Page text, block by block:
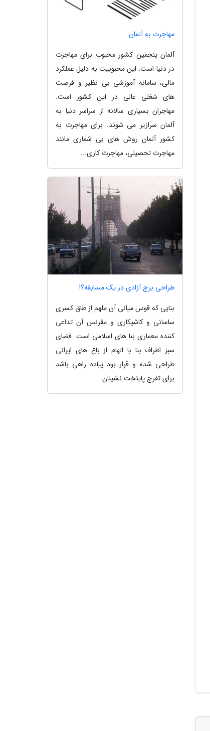
مهاجرت به آلمان
آلمان پنجمین کشور محبوب برای مهاجرت
در دنیا است. این محبوبیت به دلیل عملکرد
مالی، سامانه آموزشی بی نظیر و فرصت
های شغلی عالی در این کشور است.
مهاجران بسیاری سالانه از سراسر دنیا به
آلمان سرازیر می شوند. برای مهاجرت به
کشور آلمان روش های بی شماری مانند
مهاجرت تحصیلی، مهاجرت کاری...
طراحی برج آزادی در یک مسابقه؟!
بنایی که قوس میانی آن ملهم از طاق کسری
ساسانی و کاشیکاری و مقرنس آن تداعی
کننده معماری بنا های اسلامی است. فضای
سبز اطراف بنا با الهام از باغ های ایرانی
طراحی شده و قرار بود پیاده راهی باشد
برای تفرج پایتخت نشینان.